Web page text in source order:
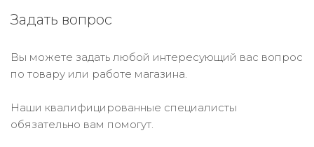
Задать вопрос
Вы можете задать любой интересующий вас вопрос
по товару или работе магазина.
Наши квалифицированные специалисты
обязательно вам помогут.